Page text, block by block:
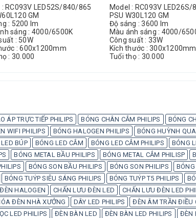
: RC093V LED52S/840/865
GM
: 5200 lm
sáng : 4000/6500K
: 50W
: 600x1200mm
: 30.000
Model : RC093V
PSU W30L120 GM
Độ sáng : 3600 lm
Màu ánh sáng : 4000/
Công suất : 33W
Kích thước : 300x1200mm
Tuổi thọ : 30.000
ÁP TRỰC TIẾP PHILIPS BÓNG CHÂN CẮM PHILIPS BÓNG
WIFI PHILIPS BÓNG HALOGEN PHILIPS BÓNG HUỲNH
BÚP BÓNG LED CẮM BÓNG LED CẮM PHILIPS BÓNG
BÓNG METAL BẦU PHILIPS BÓNG METAL CẮM PHILISP
BÓNG SON BẦU PHILIPS BÓNG SON PHILIPS
BÓNG TUÝP SIÊU SÁNG PHILIPS BÓNG TUÝP T5 PHILIPS
HALOGEN CHẤN LƯU ĐÈN LED CHẤN LƯU ĐÈN LED
ĐÈN NHÀ XƯỞNG DÂY LED PHILIPS ĐÈN ÂM TRẦN ĐIỀU
LED PHILIPS ĐÈN BÀN LED ĐÈN BÀN LED PHILIPS ĐÈN